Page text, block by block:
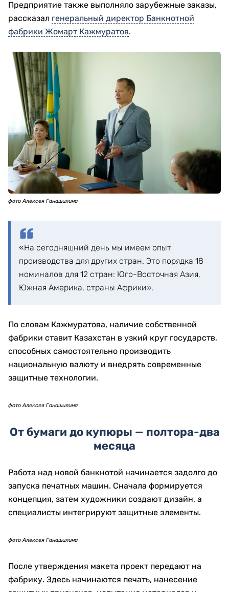
фото Алексея Ганашилина
Фабрика работает сразу по трем направлениям:
пластиковых документов. Большая часть продукции
закрывает внутренние потребности государства.
Предприятие также выполняло зарубежные заказы,
генеральный директор Банкнотной
фабрики Жомарт Кажмуратов
фото Алексея Ганашилина
«На сегодняшний день мы имеем опыт
производства для других стран. Это порядка 18
номиналов для 12 стран: Юго-Восточная Азия,
По словам Кажмуратова, наличие собственной
фабрики ставит Казахстан в узкий круг государств,
способных самостоятельно производить